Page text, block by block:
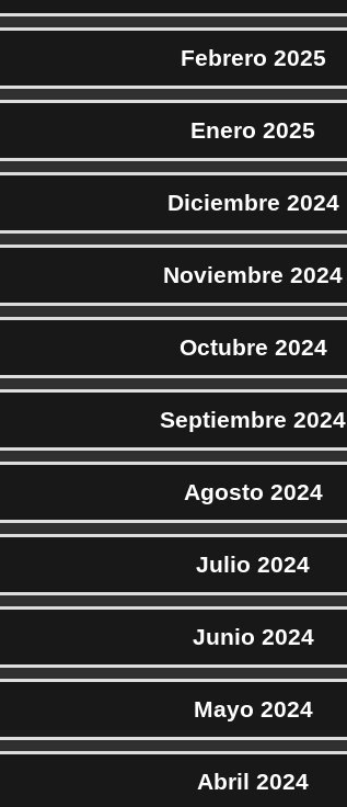
Febrero 2025
Enero 2025
Diciembre 2024
Noviembre 2024
Octubre 2024
Septiembre 2024
Agosto 2024
Julio 2024
Junio 2024
Mayo 2024
Abril 2024